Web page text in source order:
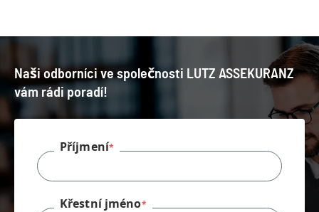
Naši odborníci ve společnosti LUTZ ASSEKURANZ
vám rádi poradí!
Příjmení
Křestní jméno